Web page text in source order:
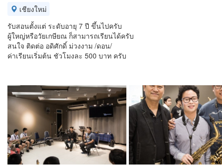
เชียงใหม่
รับสอนตั้งแต่ ระดับอายุ 7 ปี ขึ้นไปครับ
ผู้ใหญ่หรือวัยเกษียณ ก็สามารถเรียนได้ครับ
สนใจ ติดต่อ อดิศักดิ์ ม่วงงาม /ดอน/
ค่าเรียนเริ่มต้น ชัวโมงละ 500 บาท ครับ